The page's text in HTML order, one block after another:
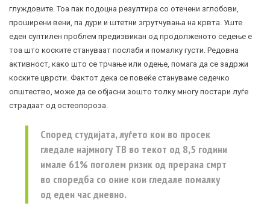
глуждовите. Тоа пак подоцна резултира со отечени зглобови,
проширени вени, па дури и штетни згрутчувања на крвта. Уште
еден суптилен проблем предизвикан од продолженото седење е
тоа што коските стануваат послаби и помалку густи. Редовна
активност, како што се трчање или одење, помага да се задржи
коските цврсти. Фактот дека се повеќе стануваме седечко
општество, може да се објасни зошто толку многу постари луѓе
страдаат од остеопороза.
Според студијата, луѓето кои во просек
гледале најмногу ТВ во текот од 8,5 години
имале 61% поголем ризик од прерана смрт
во споредба со оние кои гледале помалку
од еден час дневно.